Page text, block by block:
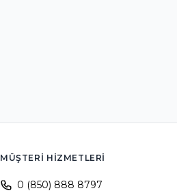
MÜŞTERI HIZMETLERI
0 (850) 888 8797